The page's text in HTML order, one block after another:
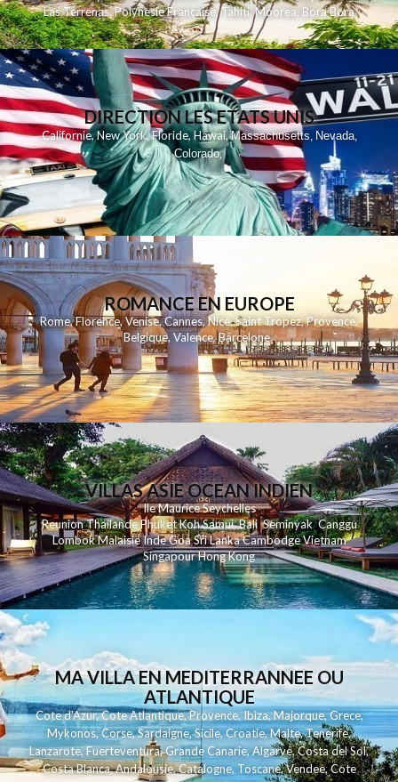
Las Terrenas,Polynesie Française,Tahiti,Moorea, Bora Bora
DIRECTION LES ETATS UNIS
Californie,New York,Floride,Hawai,Massachusetts, Nevada,
Colorado,
ROMANCE EN EUROPE
Rome,Florence,Venise,Cannes,Nice,Saint Tropez,Provence,
Belgique,Valence,Barcelone,
VILLAS ASIE OCEAN INDIEN
Ile MauriceSeychelles
ReunionThailandePhuketKohSamui Bali SeminyakCanggu
LombokMalaisieIndeGoaSri LankaCambodgeVietnam
SingapourHong Kong
MA VILLA EN MEDITERRANNEE OU
ATLANTIQUE
Cote d'Azur,Cote Atlantique,Provence,Ibiza,Majorque,Grece,
Mykonos,Corse,Sardaigne,Sicile,Croatie,Malte,Tenerife,
Lanzarote,Fuerteventura,Grande Canarie,Algarve,Costa del Sol,
Costa Blanca,Andalousie,Catalogne,Toscane,Vendee,Cote